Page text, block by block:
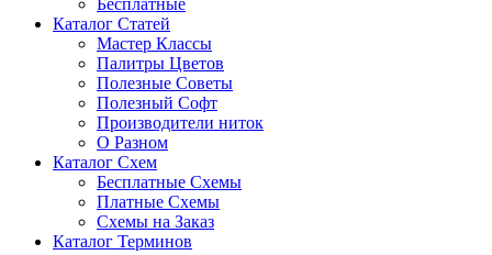
Бесплатные
Каталог Статей
Мастер Классы
Палитры Цветов
Полезные Советы
Полезный Софт
Производители ниток
О Разном
Каталог Схем
Бесплатные Схемы
Платные Схемы
Схемы на Заказ
Каталог Терминов